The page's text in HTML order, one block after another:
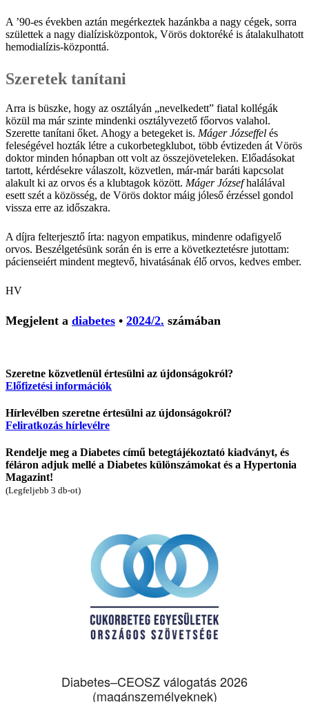
A ’90-es években aztán megérkeztek hazánkba a nagy cégek, sorra
születtek a nagy dialízisközpontok, Vörös doktoréké is átalakulhatott
hemodialízis-központtá.
Szeretek tanítani
Arra is büszke, hogy az osztályán „nevelkedett” fiatal kollégák
közül ma már szinte mindenki osztályvezető főorvos valahol.
Szerette tanítani őket. Ahogy a betegeket is. Máger Józseffel és
feleségével hozták létre a cukorbetegklubot, több évtizeden át Vörös
doktor minden hónapban ott volt az összejöveteleken. Előadásokat
tartott, kérdésekre válaszolt, közvetlen, már-már baráti kapcsolat
alakult ki az orvos és a klubtagok között. Máger Józsefhalálával
esett szét a közösség, de Vörös doktor máig jóleső érzéssel gondol
vissza erre az időszakra.
A díjra felterjesztő írta: nagyon empatikus, mindenre odafigyelő
orvos. Beszélgetésünk során én is erre a következtetésre jutottam:
pácienseiért mindent megtevő, hivatásának élő orvos, kedves ember.
HV
Megjelent a diabetes • 2024/2. számában
Szeretne közvetlenül értesülni az újdonságokról?
Előfizetési információk
Hírlevélben szeretne értesülni az újdonságokról?
Feliratkozás hírlevélre
Rendelje meg a Diabetes című betegtájékoztató kiadványt, és
féláron adjuk mellé a Diabetes különszámokat és a Hypertonia
Magazint!
(Legfeljebb 3 db-ot)